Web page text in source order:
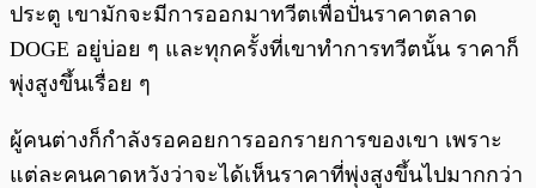
ประตู เขามักจะมีการออกมาทวีตเพื่อปั่นราคาตลาด
DOGE อยู่บ่อย ๆ และทุกครั้งที่เขาทำการทวีตนั้น ราคาก็
พุ่งสูงขึ้นเรื่อย ๆ
ผู้คนต่างก็กำลังรอคอยการออกรายการของเขา เพราะ
แต่ละคนคาดหวังว่าจะได้เห็นราคาที่พุ่งสูงขึ้นไปมากกว่า